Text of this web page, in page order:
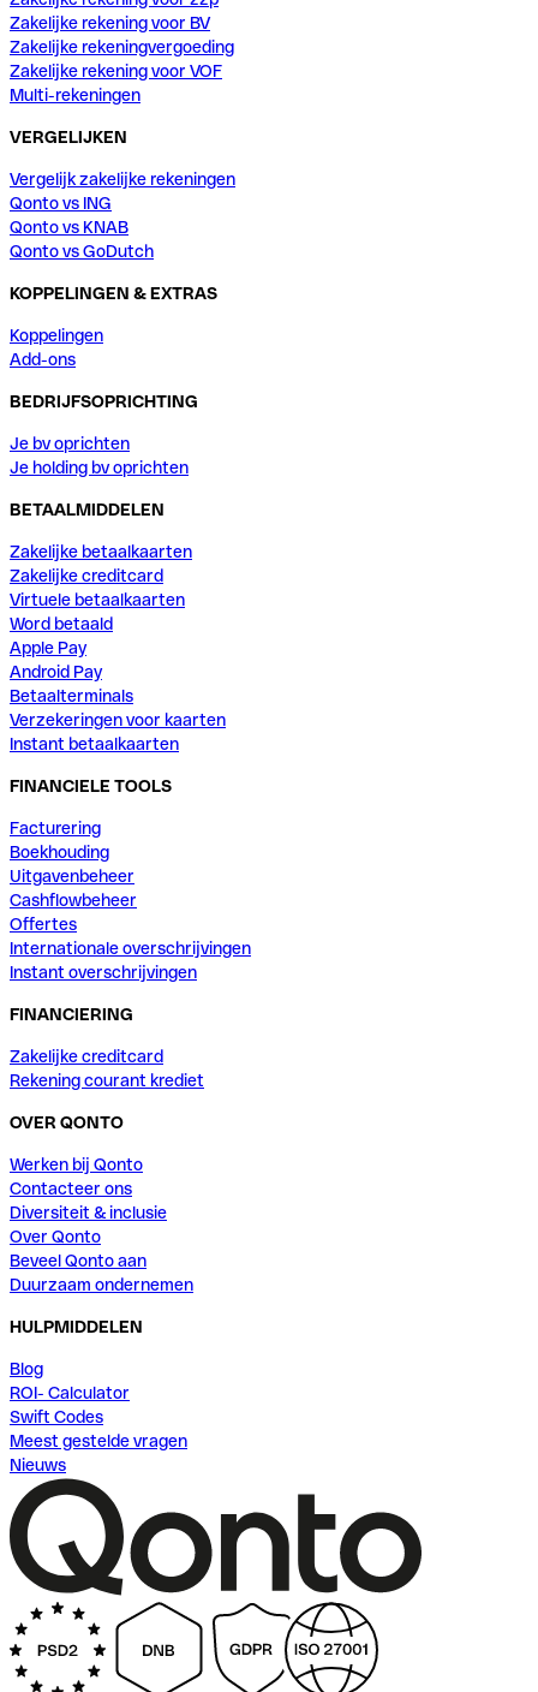
Zakelijke rekening voor BV
Zakelijke rekeningvergoeding
Zakelijke rekening voor VOF
Multi-rekeningen
VERGELIJKEN
Vergelijk zakelijke rekeningen
Qonto vs ING
Qonto vs KNAB
Qonto vs GoDutch
KOPPELINGEN & EXTRAS
Koppelingen
Add-ons
BEDRIJFSOPRICHTING
Je bv oprichten
Je holding bv oprichten
BETAALMIDDELEN
Zakelijke betaalkaarten
Zakelijke creditcard
Virtuele betaalkaarten
Word betaald
Apple Pay
Android Pay
Betaalterminals
Verzekeringen voor kaarten
Instant betaalkaarten
FINANCIELE TOOLS
Facturering
Boekhouding
Uitgavenbeheer
Cashflowbeheer
Offertes
Internationale overschrijvingen
Instant overschrijvingen
FINANCIERING
Zakelijke creditcard
Rekening courant krediet
OVER QONTO
Werken bij Qonto
Contacteer ons
Diversiteit & inclusie
Over Qonto
Beveel Qonto aan
Duurzaam ondernemen
HULPMIDDELEN
Blog
ROI- Calculator
Swift Codes
Meest gestelde vragen
Nieuws